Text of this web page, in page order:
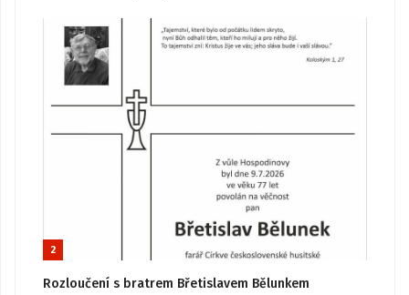
2
Rozloučení s bratrem Břetislavem Bělunkem